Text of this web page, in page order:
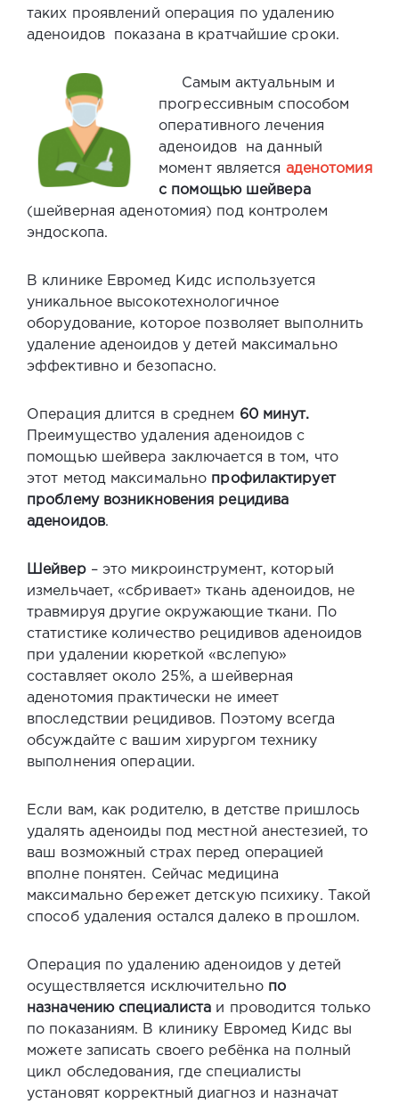
таких проявлений операция по удалению
аденоидов показана в кратчайшие сроки.
Самым актуальным и
прогрессивным способом
оперативного лечения
аденоидов на данный
момент является аденотомия
с помощью шейвера
(шейверная аденотомия) под контролем
эндоскопа.
В клинике Евромед Кидс используется
уникальное высокотехнологичное
оборудование, которое позволяет выполнить
удаление аденоидов у детей максимально
эффективно и безопасно.
Операция длится в среднем 60 минут.
Преимущество удаления аденоидов с
помощью шейвера заключается в том, что
этот метод максимально профилактирует
проблему возникновения рецидива
аденоидов.
Шейвер– это микроинструмент, который
измельчает, «сбривает» ткань аденоидов, не
травмируя другие окружающие ткани. По
статистике количество рецидивов аденоидов
при удалении кюреткой «вслепую»
составляет около 25%, а шейверная
аденотомия практически не имеет
впоследствии рецидивов. Поэтому всегда
обсуждайте с вашим хирургом технику
выполнения операции.
Если вам, как родителю, в детстве пришлось
удалять аденоиды под местной анестезией, то
ваш возможный страх перед операцией
вполне понятен. Сейчас медицина
максимально бережет детскую психику. Такой
способ удаления остался далеко в прошлом.
Операция по удалению аденоидов у детей
осуществляется исключительно по
назначению специалиста и проводится только
по показаниям. В клинику Евромед Кидс вы
можете записать своего ребёнка на полный
цикл обследования, где специалисты
установят корректный диагноз и назначат